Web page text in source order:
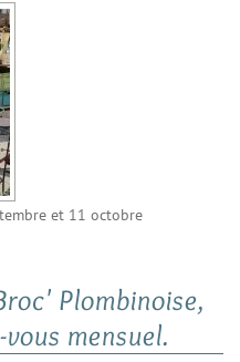
et 11 octobre
Plombinoise,
mensuel.